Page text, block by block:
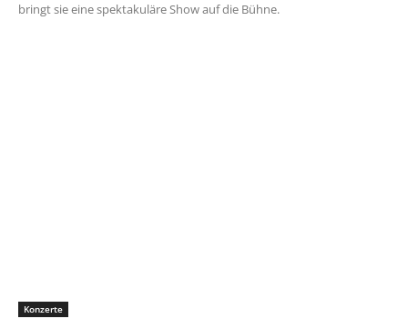
bringt sie eine spektakuläre Show auf die Bühne.
Konzerte